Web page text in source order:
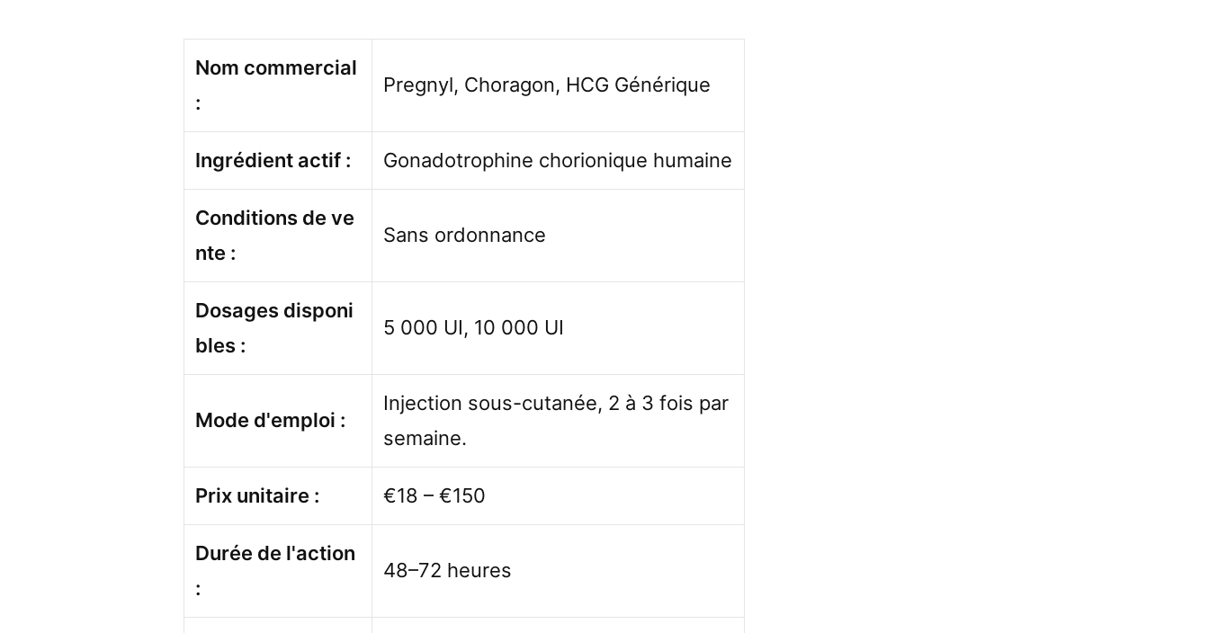
Nom commercial
:
Pregnyl, Choragon, HCG Générique
Ingrédient actif : Gonadotrophine chorionique humaine
Conditions de ve
nte :
Sans ordonnance
Dosages disponi
bles :
5 000 UI, 10 000 UI
Mode d'emploi :
Injection sous-cutanée, 2 à 3 fois par
semaine.
Prix unitaire : €18 – €150
Durée de l'action
:
48–72 heures